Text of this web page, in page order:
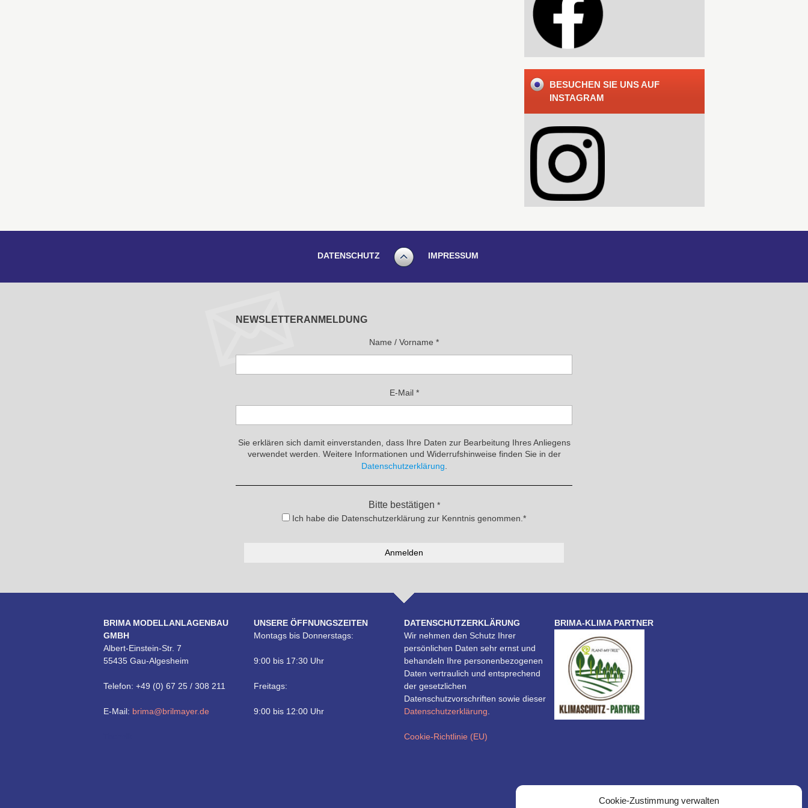
Cookie-Zustimmung verwalten
BESUCHEN SIE UNS AUF
INSTAGRAM
DATENSCHUTZ IMPRESSUM
NEWSLETTERANMELDUNG
Name / Vorname *
E-Mail *
Sie erklären sich damit einverstanden, dass Ihre Daten zur Bearbeitung Ihres Anliegens
verwendet werden. Weitere Informationen und Widerrufshinweise finden Sie in der
Datenschutzerklärung
Bitte bestätigen *
Ich habe die Datenschutzerklärung zur Kenntnis genommen.*
BRIMA MODELLANLAGENBAU
GMBH
Albert-Einstein-Str. 7
55435 Gau-Algesheim
Telefon: +49 (0) 67 25 / 308 211
E-Mail: brima@brilmayer.de
UNSERE ÖFFNUNGSZEITEN
Montags bis Donnerstags:
9:00 bis 17:30 Uhr
Freitags:
9:00 bis 12:00 Uhr
DATENSCHUTZERKLÄRUNG
Wir nehmen den Schutz Ihrer
persönlichen Daten sehr ernst und
behandeln Ihre personenbezogenen
Daten vertraulich und entsprechend
der gesetzlichen
Datenschutzvorschriften sowie dieser
Datenschutzerklärung
Cookie-Richtlinie (EU)
BRIMA-KLIMA PARTNER